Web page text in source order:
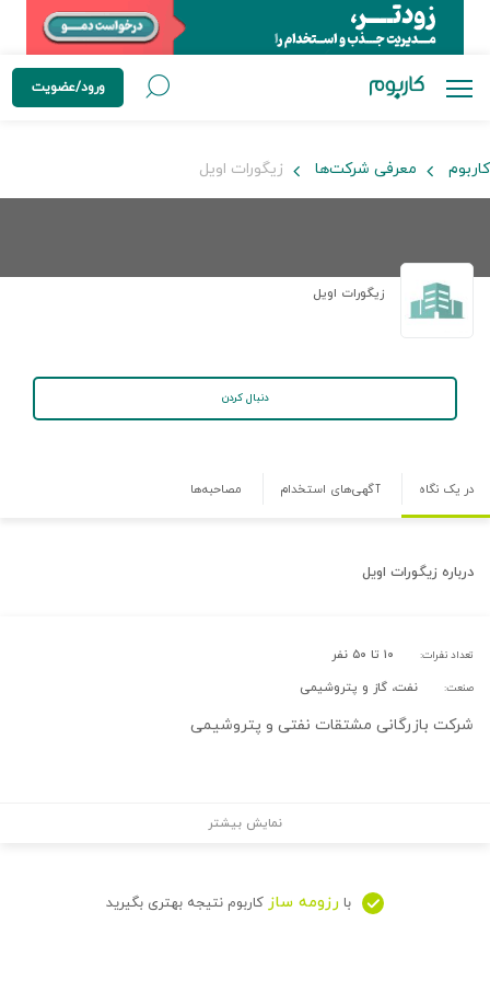
ورود/عضویت
کاربوم معرفی شرکت‌ها زیگورات اویل
زیگورات اویل
دنبال کردن
در یک نگاه آگهی‌های استخدام مصاحبه‌ها
درباره زیگورات اویل
تعداد نفرات: ۱۰ تا ۵۰ نفر
صنعت: نفت، گاز و پتروشیمی
شرکت بازرگانی مشتقات نفتی و پتروشیمی
نمایش بیشتر
با رزومه ساز کاربوم نتیجه بهتری بگیرید